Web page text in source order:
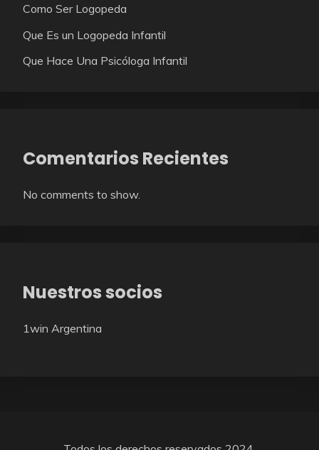
Como Ser Logopeda
Que Es un Logopeda Infantil
Que Hace Una Psicóloga Infantil
Comentarios Recientes
No comments to show.
Nuestros socios
1win Argentina